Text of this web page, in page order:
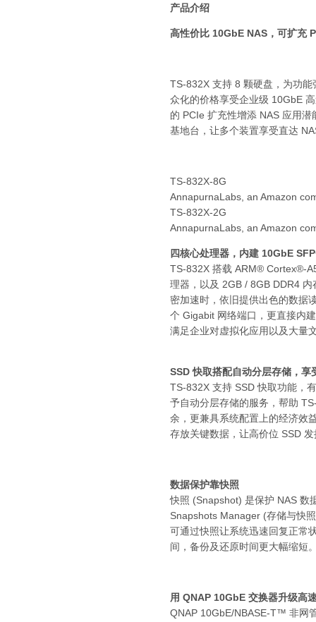
产品介绍
高性价比 10GbE NAS，可扩充
TS-832X 支持 8 颗硬盘，为功
众化的价格享受企业级 10GbE
的 PCIe 扩充性增添 NAS 应用
基地台，让多个装置享受直达
TS-832X-8G
AnnapurnaLabs, an Amazon
TS-832X-2G
AnnapurnaLabs, an Amazon
四核心处理器，内建 10GbE
TS-832X 搭载 ARM® Cortex®-
理器，以及 2GB / 8GB DDR4
密加速时，依旧提供出色的数据
个 Gigabit 网络端口，更直接内
满足企业对虚拟化应用以及大量
SSD 快取搭配自动分层存储，享
TS-832X 支持 SSD 快取功能，
予自动分层存储的服务，帮助
余，更兼具系统配置上的经济效
存放关键数据，让高价位 SSD
数据保护靠快照
快照 (Snapshot) 是保护 NAS 数
Snapshots Manager (存储与快
可通过快照让系统迅速回复正常
间，备份及还原时间更大幅缩短
用 QNAP 10GbE 交换器升级高
QNAP 10GbE/NBASE-T™ 非网